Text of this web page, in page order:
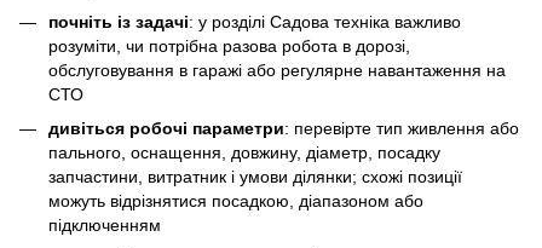
почніть із задачі: у розділі Садова техніка важливо
розуміти, чи потрібна разова робота в дорозі,
обслуговування в гаражі або регулярне навантаження на
СТО
дивіться робочі параметри: перевірте тип живлення або
пального, оснащення, довжину, діаметр, посадку
запчастини, витратник і умови ділянки; схожі позиції
можуть відрізнятися посадкою, діапазоном або
підключенням